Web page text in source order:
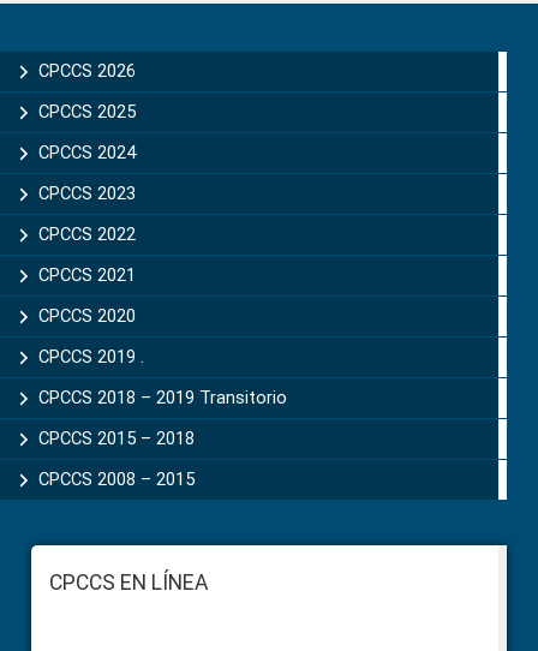
Sidebar
CPCCS 2026
CPCCS 2025
CPCCS 2024
CPCCS 2023
CPCCS 2022
CPCCS 2021
CPCCS 2020
CPCCS 2019 .
CPCCS 2018 – 2019 Transitorio
CPCCS 2015 – 2018
CPCCS 2008 – 2015
FooterCPCCS EN LÍNEA